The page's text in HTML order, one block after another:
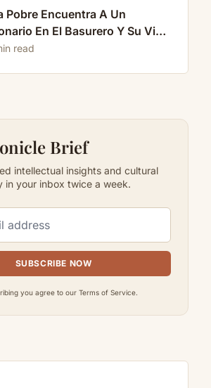
Pobre Encuentra A Un
En El Basurero Y Su Vida
Para Siempre…
read
Brief
intellectual insights and cultural
in your inbox twice a week.
SUBSCRIBE NOW
you agree to our Terms of Service.